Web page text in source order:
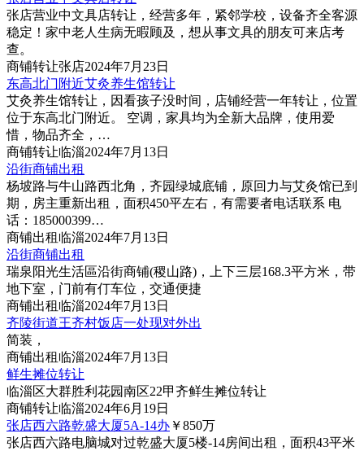
张店营业中文具店转让，经营多年，紧邻学校，设备齐全客源
稳定！家中老人生病无暇顾及，想从事文具的朋友可来店考
查。
商铺转让张店2024年7月23日
东高北门附近艾灸养生馆转让
艾灸养生馆转让，因看孩子没时间，店铺经营一年转让，位置
位于东高北门附近。 空调，家具均为全新大品牌，使用爱
惜，物品齐全，…
商铺转让临淄2024年7月13日
沿街商铺出租
杨坡路与牛山路西北角，齐园绿城底铺，原回力与艾灸馆已到
期，房主重新出租，面积450平左右，有需要者电话联系 电
话：185000399…
商铺出租 临淄2024年7月13日
沿街商铺出租
瑞泉阳光生活區沿街商铺(稷山路)，上下三层168.3平方米，带
地下室，门前有仃车位，交通便捷
商铺出租 临淄2024年7月13日
齐陵街道王齐村饭店一处现对外出
简装，
商铺出租 临淄2024年7月13日
鲜生摊位转让
临淄区大群胜利花园南区22甲齐鲜生摊位转让
商铺转让临淄2024年6月19日
张店西六路乾盛大厦5A-14办 ￥850万
张店西六路电脑城对过乾盛大厦5楼-14房间出租，面积43平米